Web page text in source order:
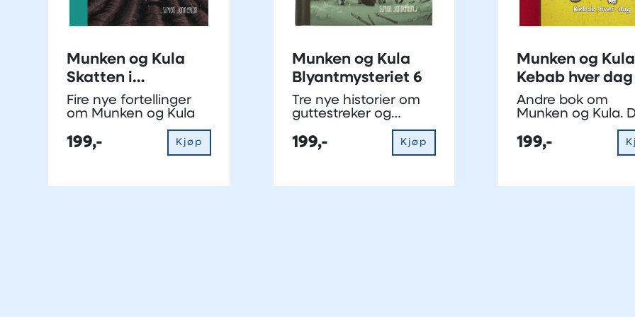
Munken og Kula
Skatten i
potetåkeren 4
Fire nye fortellinger
om Munken og Kula
199,- Kjøp
Munken og Kula
Blyantmysteriet 6
Tre nye historier om
guttestreker og
199,- Kjøp
Munken og Kula
Kebab hver dag
Andre bok om
Munken og Kula.
sammen, og har
bibelfortellingene
199,-